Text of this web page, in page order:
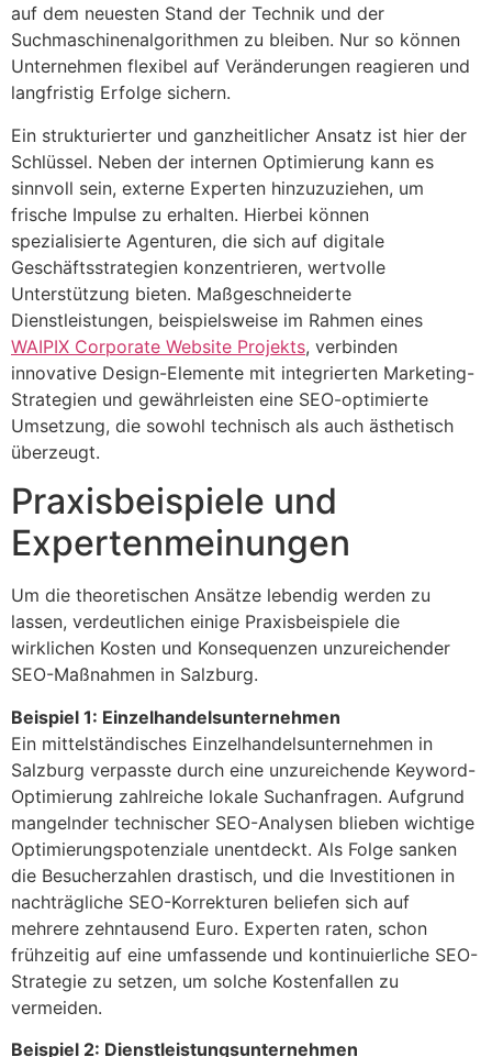
auf dem neuesten Stand der Technik und der
Suchmaschinenalgorithmen zu bleiben. Nur so können
Unternehmen flexibel auf Veränderungen reagieren und
langfristig Erfolge sichern.
Ein strukturierter und ganzheitlicher Ansatz ist hier der
Schlüssel. Neben der internen Optimierung kann es
sinnvoll sein, externe Experten hinzuzuziehen, um
frische Impulse zu erhalten. Hierbei können
spezialisierte Agenturen, die sich auf digitale
Geschäftsstrategien konzentrieren, wertvolle
Unterstützung bieten. Maßgeschneiderte
Dienstleistungen, beispielsweise im Rahmen eines
WAIPIX Corporate Website Projekts, verbinden
innovative Design-Elemente mit integrierten Marketing-
Strategien und gewährleisten eine SEO-optimierte
Umsetzung, die sowohl technisch als auch ästhetisch
überzeugt.
Praxisbeispiele und
Expertenmeinungen
Um die theoretischen Ansätze lebendig werden zu
lassen, verdeutlichen einige Praxisbeispiele die
wirklichen Kosten und Konsequenzen unzureichender
SEO-Maßnahmen in Salzburg.
Beispiel 1: Einzelhandelsunternehmen
Ein mittelständisches Einzelhandelsunternehmen in
Salzburg verpasste durch eine unzureichende Keyword-
Optimierung zahlreiche lokale Suchanfragen. Aufgrund
mangelnder technischer SEO-Analysen blieben wichtige
Optimierungspotenziale unentdeckt. Als Folge sanken
die Besucherzahlen drastisch, und die Investitionen in
nachträgliche SEO-Korrekturen beliefen sich auf
mehrere zehntausend Euro. Experten raten, schon
frühzeitig auf eine umfassende und kontinuierliche SEO-
Strategie zu setzen, um solche Kostenfallen zu
vermeiden.
Beispiel 2: Dienstleistungsunternehmen